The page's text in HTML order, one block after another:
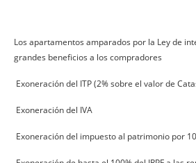
Los apartamentos amparados por la Ley de
grandes beneficios a los compradores
Exoneración del ITP (2% sobre el valor de
Exoneración del IVA
Exoneración del impuesto al patrimonio por